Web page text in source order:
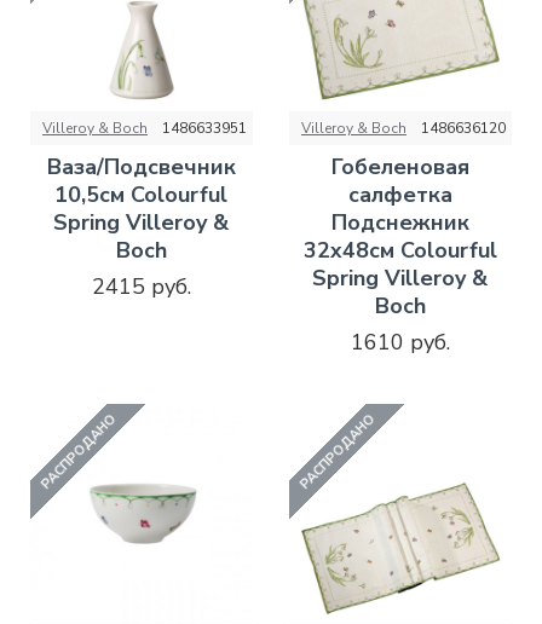
Villeroy & Boch 1486633951
Ваза/Подсвечник
10,5см Colourful
Spring Villeroy &
Boch
2415 руб.
Villeroy & Boch 1486636120
Гобеленовая
салфетка
Подснежник
32x48см Colourful
Spring Villeroy &
Boch
1610 руб.
РАСПРОДАНО РАСПРОДАНО